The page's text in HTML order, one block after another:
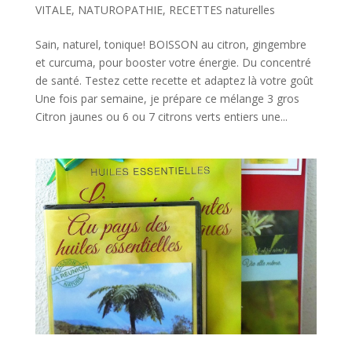
VITALE, NATUROPATHIE, RECETTES naturelles
Sain, naturel, tonique! BOISSON au citron, gingembre
et curcuma, pour booster votre énergie. Du concentré
de santé. Testez cette recette et adaptez là votre goût
Une fois par semaine, je prépare ce mélange 3 gros
Citron jaunes ou 6 ou 7 citrons verts entiers une...